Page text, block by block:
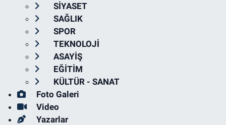
SİYASET
SAĞLIK
SPOR
TEKNOLOJİ
ASAYİŞ
EĞİTİM
KÜLTÜR - SANAT
Foto Galeri
Video
Yazarlar